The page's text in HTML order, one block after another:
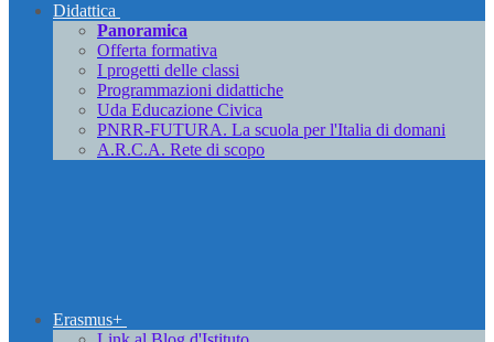
Didattica
Panoramica
Offerta formativa
I progetti delle classi
Programmazioni didattiche
Uda Educazione Civica
PNRR-FUTURA. La scuola per l'Italia di domani
A.R.C.A. Rete di scopo
Erasmus+